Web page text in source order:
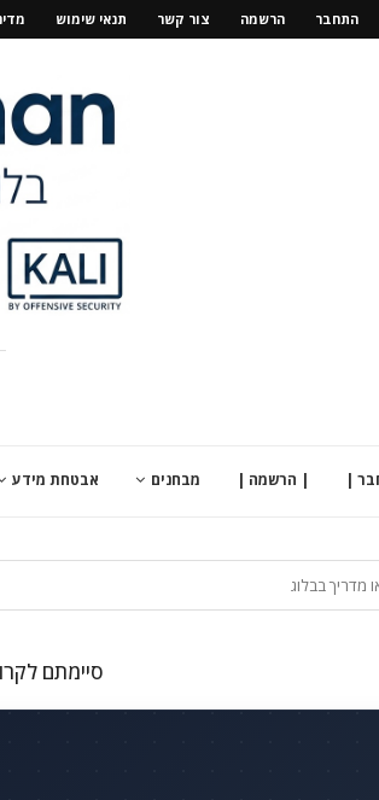
התחבר הרשמה צור קשר תנאי שימוש
| | הרשמה | מבחנים אבטחת מידע
סיימתם